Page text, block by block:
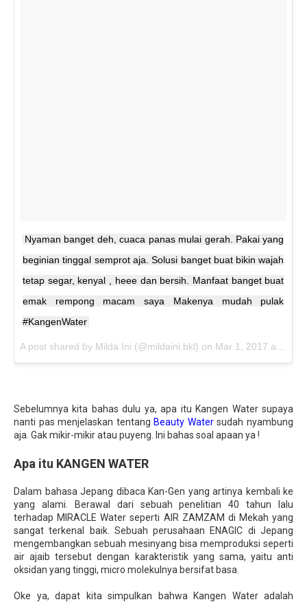
Nyaman banget deh, cuaca panas mulai gerah. Pakai yang
beginian tinggal semprot aja. Solusi banget buat bikin wajah
tetap segar, kenyal , heee dan bersih. Manfaat banget buat
emak rempong macam saya Makenya mudah pulak
#KangenWater
A post shared by Milda Ini (@mildaini.bkl) on Mar 1, 2017 at 11:43pm PST
Sebelumnya kita bahas dulu ya, apa itu Kangen Water supaya
nanti pas menjelaskan tentang Beauty Watersudah nyambung
aja. Gak mikir-mikir atau puyeng. Ini bahas soal apaan ya !
Apa itu KANGEN WATER
Dalam bahasa Jepang dibaca Kan-Gen yang artinya kembali ke
yang alami. Berawal dari sebuah penelitian 40 tahun lalu
terhadap MIRACLE Water seperti AIR ZAMZAM di Mekah yang
sangat terkenal baik. Sebuah perusahaan ENAGIC di Jepang
mengembangkan sebuah mesinyang bisa memproduksi seperti
air ajaib tersebut dengan karakteristik yang sama, yaitu anti
oksidan yang tinggi, micro molekulnya bersifat basa.
Oke ya, dapat kita simpulkan bahwa Kangen Water adalah